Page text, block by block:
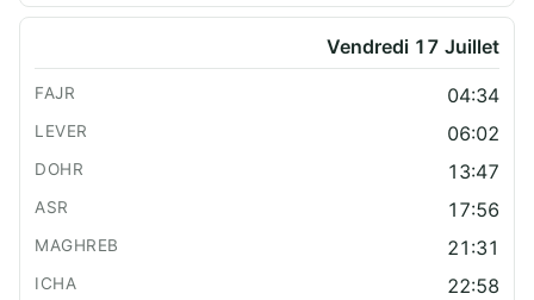
Vendredi 17 Juillet
04:34
06:02
13:47
17:56
21:31
22:58